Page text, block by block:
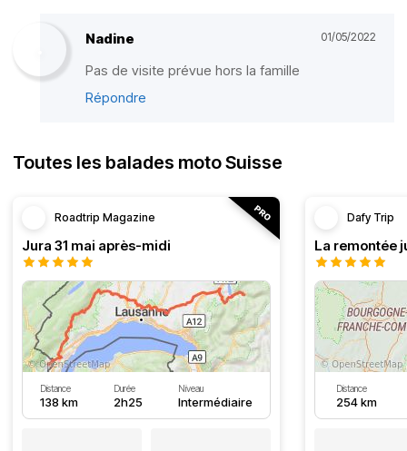
Nadine 01/05/2022
Pas de visite prévue hors la famille
Répondre
Toutes les balades moto Suisse
Roadtrip Magazine
Jura 31 mai après-midi
Distance
138 km
Durée
2h25
Niveau
Intermédiaire
Dafy Trip
La remontée
Distance
254 km